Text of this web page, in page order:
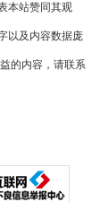
本站赞同其观
以及内容数据庞
的内容，请联系